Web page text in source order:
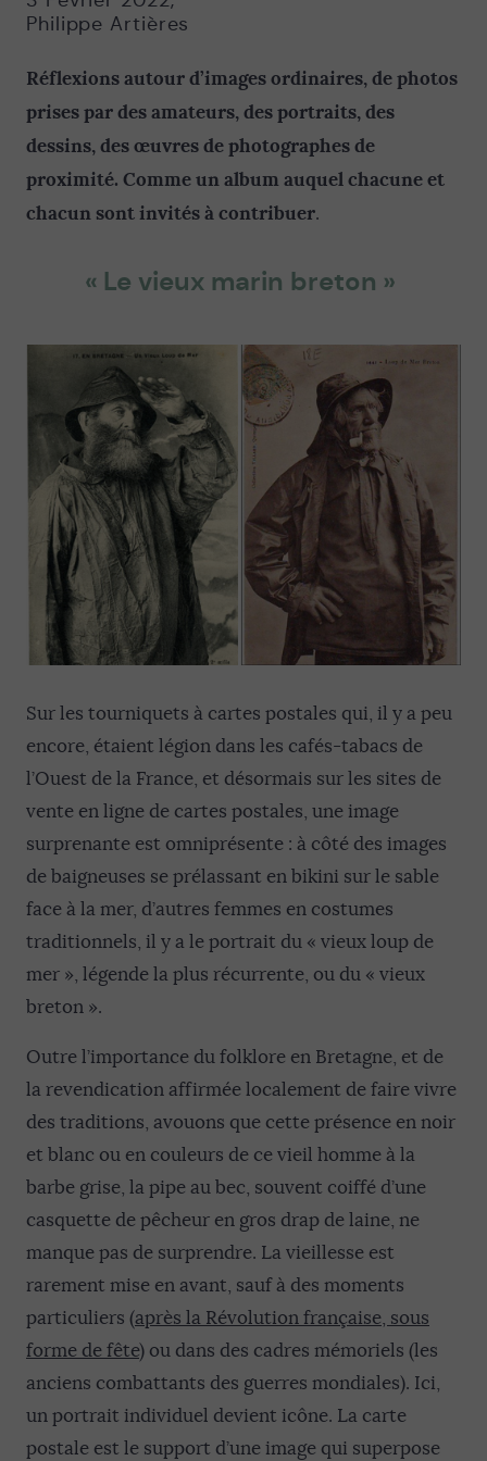
Philippe Artières
Réflexions autour d’images ordinaires, de photos
prises par des amateurs, des portraits, des
dessins, des œuvres de photographes de
proximité. Comme un album auquel chacune et
chacun sont invités à contribuer.
« Le vieux marin breton »
Sur les tourniquets à cartes postales qui, il y a peu
encore, étaient légion dans les cafés-tabacs de
l’Ouest de la France, et désormais sur les sites de
vente en ligne de cartes postales, une image
surprenante est omniprésente : à côté des images
de baigneuses se prélassant en bikini sur le sable
face à la mer, d’autres femmes en costumes
traditionnels, il y a le portrait du « vieux loup de
mer », légende la plus récurrente, ou du « vieux
breton ».
Outre l’importance du folklore en Bretagne, et de
la revendication affirmée localement de faire vivre
des traditions, avouons que cette présence en noir
et blanc ou en couleurs de ce vieil homme à la
barbe grise, la pipe au bec, souvent coiffé d’une
casquette de pêcheur en gros drap de laine, ne
manque pas de surprendre. La vieillesse est
rarement mise en avant, sauf à des moments
particuliers (après la Révolution française, sous
forme de fête) ou dans des cadres mémoriels (les
anciens combattants des guerres mondiales). Ici,
un portrait individuel devient icône. La carte
postale est le support d’une image qui superpose